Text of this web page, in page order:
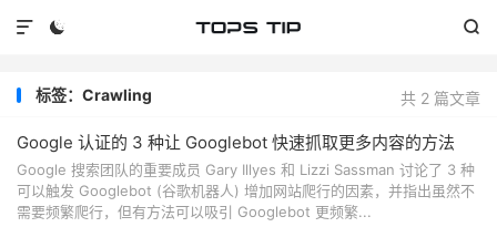
 

共 2 篇文章
标签：Crawling
Google 认证的 3 种让 Googlebot 快速抓取更多内容的方法
Google 搜索团队的重要成员 Gary Illyes 和 Lizzi Sassman 讨论了 3 种
可以触发 Googlebot (谷歌机器人) 增加网站爬行的因素，并指出虽然不
需要频繁爬行，但有方法可以吸引 Googlebot 更频繁...